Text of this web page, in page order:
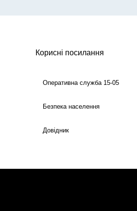
Корисні посилання
Оперативна служба 15-05
Безпека населення
Довідник